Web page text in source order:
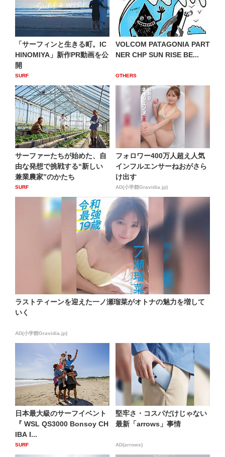
「サーフィンと生きる町。IC
HINOMIYA」新作PR動画を公
開
SURF
VOLCOM PATAGONIA PART
NER CHP SUN RISE BE...
OTHERS
サーファーたちが始めた、自
由な発想で挑戦する“新しい
兼業農家”のかたち
SURF
フォロワー400万人超え人気
インフルエンサーねおがさら
け出す
AD(小学館Gravidia.jp)
ラストティーンを迎えた一ノ瀬瑠菜がオトナの魅力を増して
いく
AD(小学館Gravidia.jp)
日本最大級のサーフイベント
『 WSL QS3000 Bonsoy CH
IBA I...
SURF
堅牢さ・コスパだけじゃない
最新「arrows」事情
AD(arrows)